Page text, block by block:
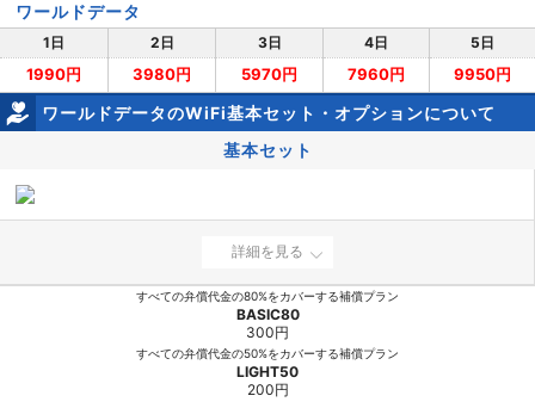
ワールドデータ
1日 2日 3日 4日 5日
1990円 3980円 5970円 7960円 9950円
ワールドデータのWiFi基本セット・オプションについて
基本セット
詳細を見る
すべての弁償代金の80%をカバーする補償プラン
BASIC80
300円
すべての弁償代金の50%をカバーする補償プラン
LIGHT50
200円